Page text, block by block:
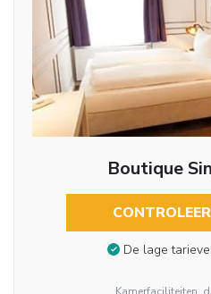
Boutique
De lage